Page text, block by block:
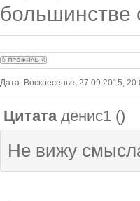
большинстве
Дата: Воскресенье, 27.09.2015,
Цитата денис1 ()
Не вижу